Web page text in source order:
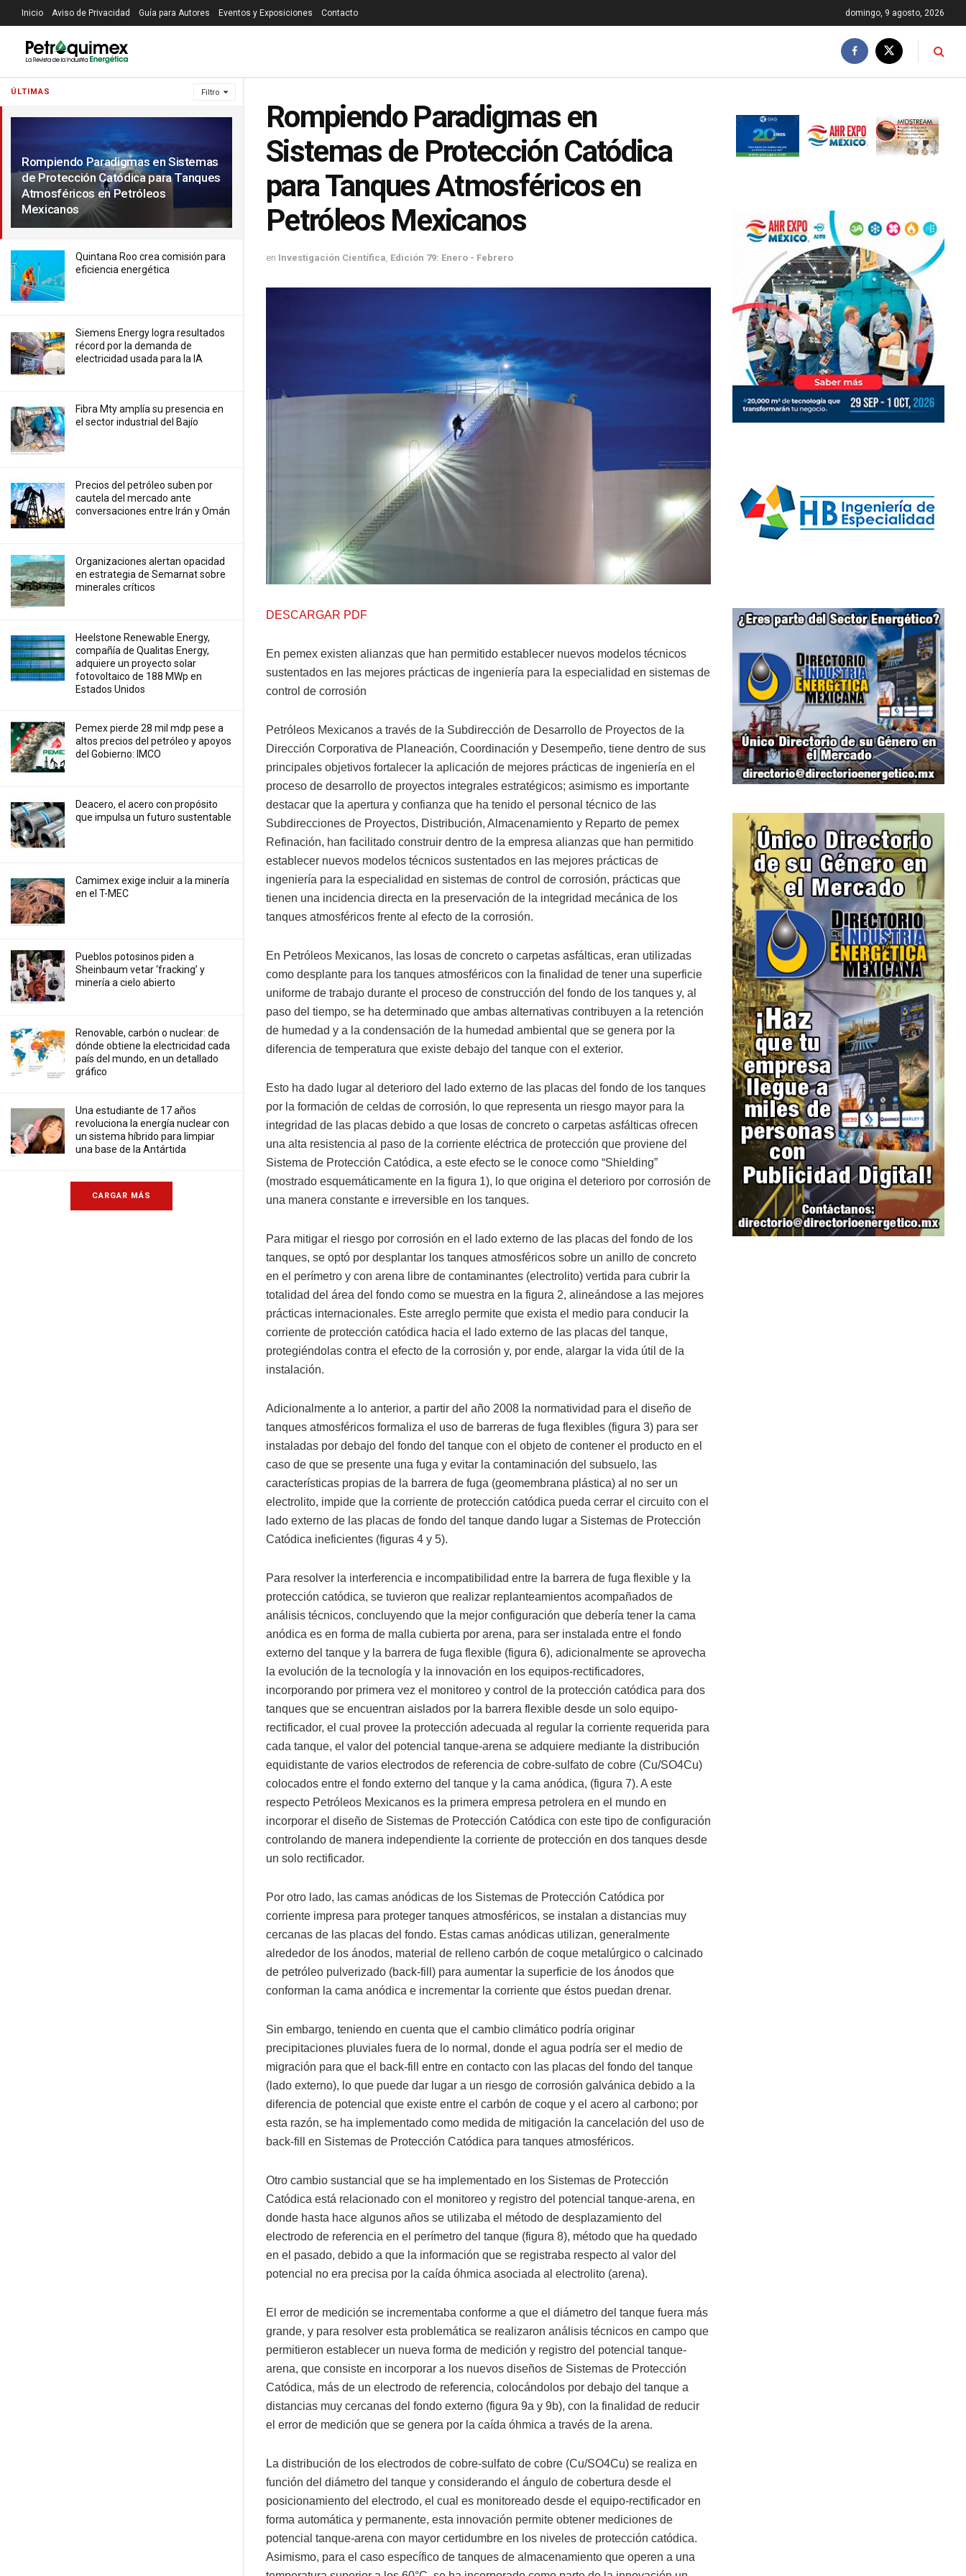
ÚLTIMAS Filtro
Rompiendo Paradigmas en Sistemas
de Protección Catódica para Tanques
Atmosféricos en Petróleos
Mexicanos
Quintana Roo crea comisión para
eficiencia energética
Siemens Energy logra resultados
récord por la demanda de
electricidad usada para la IA
Fibra Mty amplía su presencia en
el sector industrial del Bajío
Precios ⁠del petróleo suben por
cautela del mercado ante
conversaciones entre Irán y Omán
Organizaciones alertan opacidad
en estrategia de Semarnat sobre
minerales críticos
Heelstone Renewable Energy,
compañía de Qualitas Energy,
adquiere un proyecto solar
fotovoltaico de 188 MWp en
Estados Unidos
Pemex pierde 28 mil mdp pese a
altos precios del petróleo y apoyos
del Gobierno: IMCO
Deacero, el acero con propósito
que impulsa un futuro sustentable
Camimex exige incluir a la minería
en el T-MEC
Pueblos potosinos piden a
Sheinbaum vetar ‘fracking’ y
minería a cielo abierto
Renovable, carbón o nuclear: de
dónde obtiene la electricidad cada
país del mundo, en un detallado
gráfico
Una estudiante de 17 años
revoluciona la energía nuclear con
un sistema híbrido para limpiar
una base de la Antártida
CARGAR MÁS
Inicio Aviso de Privacidad Guía para Autores Eventos y Exposiciones Contacto domingo, 9 agosto, 2026
Rompiendo Paradigmas en
Sistemas de Protección Catódica
para Tanques Atmosféricos en
Petróleos Mexicanos
en Investigación Científica Edición 79: Enero - Febrero
DESCARGAR PDF
En pemex existen alianzas que han permitido establecer nuevos modelos técnicos
sustentados en las mejores prácticas de ingeniería para la especialidad en sistemas de
control de corrosión
Petróleos Mexicanos a través de la Subdirección de Desarrollo de Proyectos de la
Dirección Corporativa de Planeación, Coordinación y Desempeño, tiene dentro de sus
principales objetivos fortalecer la aplicación de mejores prácticas de ingeniería en el
proceso de desarrollo de proyectos integrales estratégicos; asimismo es importante
destacar que la apertura y confianza que ha tenido el personal técnico de las
Subdirecciones de Proyectos, Distribución, Almacenamiento y Reparto de pemex
Refinación, han facilitado construir dentro de la empresa alianzas que han permitido
establecer nuevos modelos técnicos sustentados en las mejores prácticas de
ingeniería para la especialidad en sistemas de control de corrosión, prácticas que
tienen una incidencia directa en la preservación de la integridad mecánica de los
tanques atmosféricos frente al efecto de la corrosión.
En Petróleos Mexicanos, las losas de concreto o carpetas asfálticas, eran utilizadas
como desplante para los tanques atmosféricos con la finalidad de tener una superficie
uniforme de trabajo durante el proceso de construcción del fondo de los tanques y, al
paso del tiempo, se ha determinado que ambas alternativas contribuyen a la retención
de humedad y a la condensación de la humedad ambiental que se genera por la
diferencia de temperatura que existe debajo del tanque con el exterior.
Esto ha dado lugar al deterioro del lado externo de las placas del fondo de los tanques
por la formación de celdas de corrosión, lo que representa un riesgo mayor para la
integridad de las placas debido a que losas de concreto o carpetas asfálticas ofrecen
una alta resistencia al paso de la corriente eléctrica de protección que proviene del
Sistema de Protección Catódica, a este efecto se le conoce como “Shielding”
(mostrado esquemáticamente en la figura 1), lo que origina el deterioro por corrosión de
una manera constante e irreversible en los tanques.
Para mitigar el riesgo por corrosión en el lado externo de las placas del fondo de los
tanques, se optó por desplantar los tanques atmosféricos sobre un anillo de concreto
en el perímetro y con arena libre de contaminantes (electrolito) vertida para cubrir la
totalidad del área del fondo como se muestra en la figura 2, alineándose a las mejores
prácticas internacionales. Este arreglo permite que exista el medio para conducir la
corriente de protección catódica hacia el lado externo de las placas del tanque,
protegiéndolas contra el efecto de la corrosión y, por ende, alargar la vida útil de la
instalación.
Adicionalmente a lo anterior, a partir del año 2008 la normatividad para el diseño de
tanques atmosféricos formaliza el uso de barreras de fuga flexibles (figura 3) para ser
instaladas por debajo del fondo del tanque con el objeto de contener el producto en el
caso de que se presente una fuga y evitar la contaminación del subsuelo, las
características propias de la barrera de fuga (geomembrana plástica) al no ser un
electrolito, impide que la corriente de protección catódica pueda cerrar el circuito con el
lado externo de las placas de fondo del tanque dando lugar a Sistemas de Protección
Catódica ineficientes (figuras 4 y 5).
Para resolver la interferencia e incompatibilidad entre la barrera de fuga flexible y la
protección catódica, se tuvieron que realizar replanteamientos acompañados de
análisis técnicos, concluyendo que la mejor configuración que debería tener la cama
anódica es en forma de malla cubierta por arena, para ser instalada entre el fondo
externo del tanque y la barrera de fuga flexible (figura 6), adicionalmente se aprovecha
la evolución de la tecnología y la innovación en los equipos-rectificadores,
incorporando por primera vez el monitoreo y control de la protección catódica para dos
tanques que se encuentran aislados por la barrera flexible desde un solo equipo-
rectificador, el cual provee la protección adecuada al regular la corriente requerida para
cada tanque, el valor del potencial tanque-arena se adquiere mediante la distribución
equidistante de varios electrodos de referencia de cobre-sulfato de cobre (Cu/SO4Cu)
colocados entre el fondo externo del tanque y la cama anódica, (figura 7). A este
respecto Petróleos Mexicanos es la primera empresa petrolera en el mundo en
incorporar el diseño de Sistemas de Protección Catódica con este tipo de configuración
controlando de manera independiente la corriente de protección en dos tanques desde
un solo rectificador.
Por otro lado, las camas anódicas de los Sistemas de Protección Catódica por
corriente impresa para proteger tanques atmosféricos, se instalan a distancias muy
cercanas de las placas del fondo. Estas camas anódicas utilizan, generalmente
alrededor de los ánodos, material de relleno carbón de coque metalúrgico o calcinado
de petróleo pulverizado (back-fill) para aumentar la superficie de los ánodos que
conforman la cama anódica e incrementar la corriente que éstos puedan drenar.
Sin embargo, teniendo en cuenta que el cambio climático podría originar
precipitaciones pluviales fuera de lo normal, donde el agua podría ser el medio de
migración para que el back-fill entre en contacto con las placas del fondo del tanque
(lado externo), lo que puede dar lugar a un riesgo de corrosión galvánica debido a la
diferencia de potencial que existe entre el carbón de coque y el acero al carbono; por
esta razón, se ha implementado como medida de mitigación la cancelación del uso de
back-fill en Sistemas de Protección Catódica para tanques atmosféricos.
Otro cambio sustancial que se ha implementado en los Sistemas de Protección
Catódica está relacionado con el monitoreo y registro del potencial tanque-arena, en
donde hasta hace algunos años se utilizaba el método de desplazamiento del
electrodo de referencia en el perímetro del tanque (figura 8), método que ha quedado
en el pasado, debido a que la información que se registraba respecto al valor del
potencial no era precisa por la caída óhmica asociada al electrolito (arena).
El error de medición se incrementaba conforme a que el diámetro del tanque fuera más
grande, y para resolver esta problemática se realizaron análisis técnicos en campo que
permitieron establecer un nueva forma de medición y registro del potencial tanque-
arena, que consiste en incorporar a los nuevos diseños de Sistemas de Protección
Catódica, más de un electrodo de referencia, colocándolos por debajo del tanque a
distancias muy cercanas del fondo externo (figura 9a y 9b), con la finalidad de reducir
el error de medición que se genera por la caída óhmica a través de la arena.
La distribución de los electrodos de cobre-sulfato de cobre (Cu/SO4Cu) se realiza en
función del diámetro del tanque y considerando el ángulo de cobertura desde el
posicionamiento del electrodo, el cual es monitoreado desde el equipo-rectificador en
forma automática y permanente, esta innovación permite obtener mediciones de
potencial tanque-arena con mayor certidumbre en los niveles de protección catódica.
Asimismo, para el caso específico de tanques de almacenamiento que operen a una